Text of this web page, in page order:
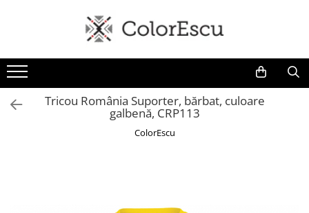
Toate produsele
Tricouri
Tricouri bărbați
Tricouri damă
Bluze si hanorace bărbați
Tricou România Suporter, bărbat, culoare
galbenă, CRP113
ColorEscu